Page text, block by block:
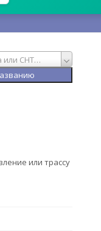
или СНТ…
или трассу